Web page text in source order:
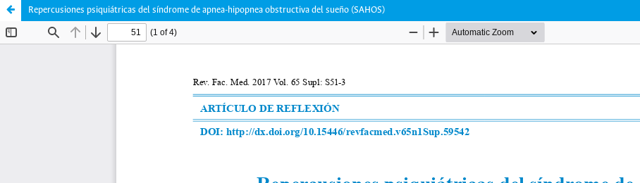
Repercusiones psiquiátricas del síndrome de apnea-hipopnea obstructiva del sueño (SAHOS)